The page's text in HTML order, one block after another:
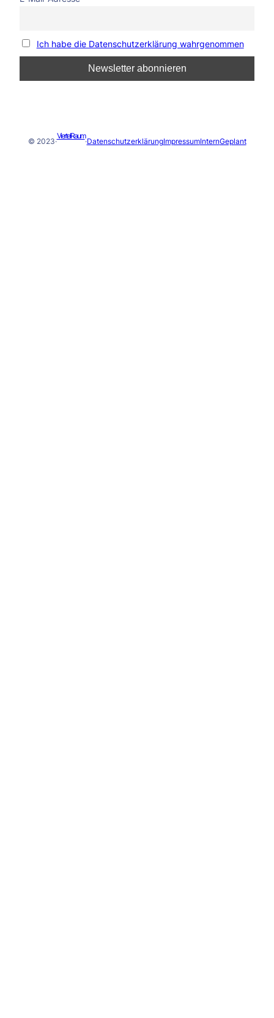
Ich habe die Datenschutzerklärung wahrgenommen
© 2023·
ViertelRaum
·DatenschutzerklärungImpressumInternGeplant